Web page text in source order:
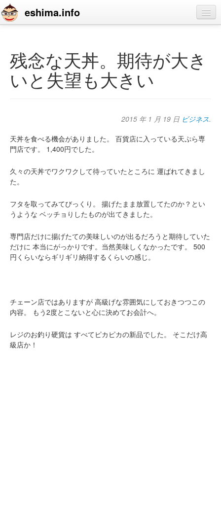
eshima.info
blog
profile
contact
残念な天丼。期待が大き
いと失望も大きい
2015 年 1 月 19 日 ビジネス.
天丼を食べる機会がありました。
百貨店に入っている天ぷら専
門店です。
1,400円でした。
久々の天丼でワクワクして待っていたところに 運ばれてきまし
た。
フタを取ってみてびっくり。
揚げたまま放置してたのか？とい
うような ベッチョりしたものが出てきました。
専門店だけに揚げたての美味しいのが出るだろうと期待していた
だけに 本当にがっかりです。当然美味しくなかったです。
500
円くらいならギリギリ納得するくらいの感じ。
チェーン店ではありますが 高級げな雰囲気にしておきつつこの
内容。
もう2度とこないと心に決めてお会計へ。
レジのお釣り硬貨は すべてピカピカの新品でした。
そこだけ高
級店か！